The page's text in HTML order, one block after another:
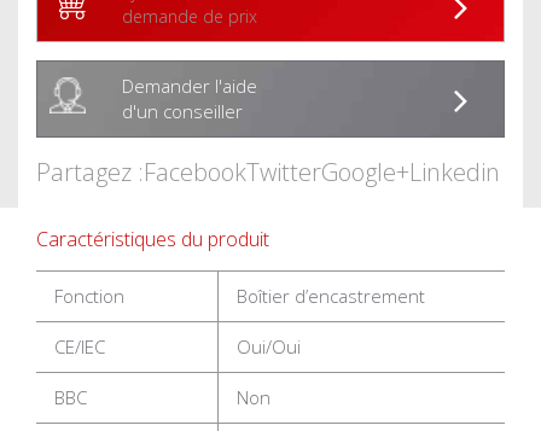
demande de prix
Demander l'aide
d'un conseiller
Partagez :FacebookTwitterGoogle+Linkedin
Caractéristiques du produit
Fonction Boîtier d’encastrement
CE/IEC Oui/Oui
BBC Non